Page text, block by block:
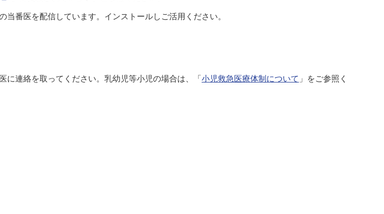
当番医を配信しています。インストールしご活用ください。
に連絡を取ってください。乳幼児等小児の場合は、「小児救急医療体制について 」をご参照く